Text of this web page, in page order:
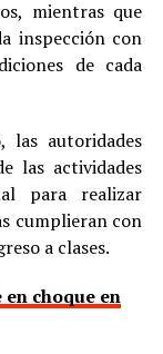
mientras que
inspección con
de cada
autoridades
las actividades
para realizar
cumplieran con
a clases.
choque en